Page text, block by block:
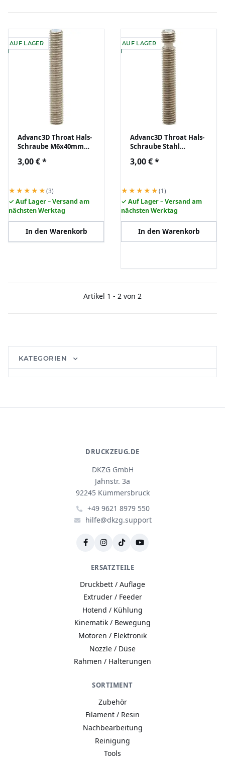
AUF LAGER
Advanc3D Throat Hals-
Schraube M6x40mm
ohne Absatz mit PTFE
3,00 €*
★★★★★(3)
✓ Auf Lager – Versand am
nächsten Werktag
In den Warenkorb
AUF LAGER
Advanc3D Throat Hals-
Schraube Stahl
Filament Absatz mit
3,00 €*
★★★★★(1)
✓ Auf Lager – Versand am
nächsten Werktag
In den Warenkorb
Artikel 1 - 2 von 2
KATEGORIEN
DRUCKZEUG.DE
DKZG GmbH
Jahnstr. 3a
92245 Kümmersbruck
+49 9621 8979 550
hilfe@dkzg.support
ERSATZTEILE
Druckbett / Auflage
Extruder / Feeder
Hotend / Kühlung
Kinematik / Bewegung
Motoren / Elektronik
Nozzle / Düse
Rahmen / Halterungen
SORTIMENT
Zubehör
Filament / Resin
Nachbearbeitung
Reinigung
Tools